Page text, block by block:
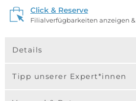
Click & Reserve
Filialverfügbarkeiten anzeigen &
Details
Tipp unserer Expert*innen